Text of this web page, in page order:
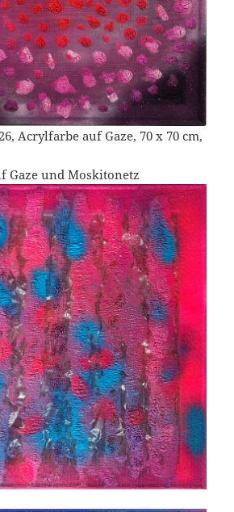
Acrylfarbe auf Gaze, 70 x 70 cm,
Gaze und Moskitonetz